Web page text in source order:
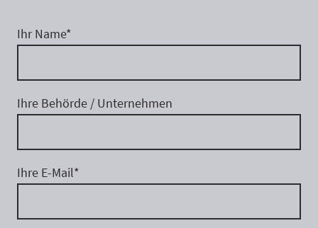
Ihr Name*
Ihre Behörde / Unternehmen
Ihre E-Mail*